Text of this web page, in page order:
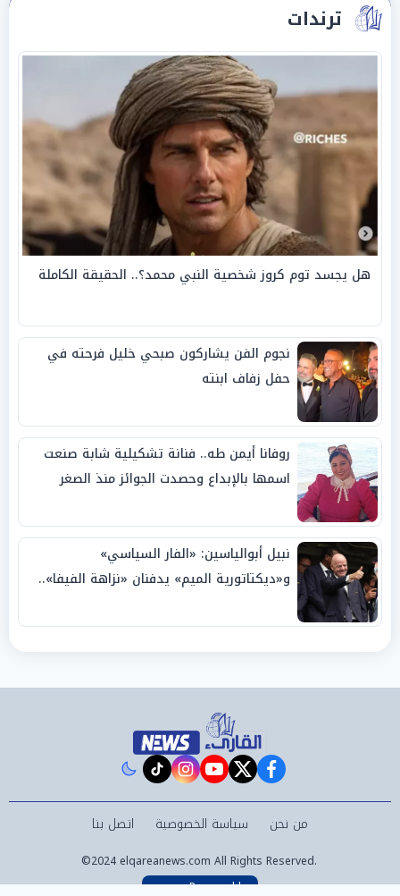
ترندات
هل يجسد توم كروز شخصية النبي محمد؟.. الحقيقة الكاملة
نجوم الفن يشاركون صبحي خليل فرحته في
حفل زفاف ابنته
روفانا أيمن طه.. فنانة تشكيلية شابة صنعت
اسمها بالإبداع وحصدت الجوائز منذ الصغر
نبيل أبوالياسين: «الفار السياسي»
و«ديكتاتورية الميم» يدفنان «نزاهة الفيفا»..
facebook
twitter
youtube
instagram
tiktok
من نحن سياسة الخصوصية اتصل بنا
©2024 elqareanews.com All Rights Reserved.
Powered by